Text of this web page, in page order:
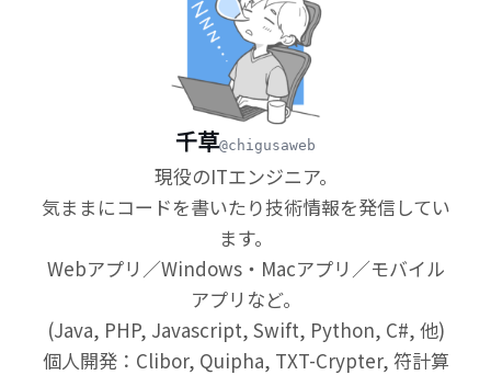
千草@chigusaweb
現役のITエンジニア。
気ままにコードを書いたり技術情報を発信してい
ます。
Webアプリ／Windows・Macアプリ／モバイル
アプリなど。
(Java, PHP, Javascript, Swift, Python, C#, 他)
個人開発：Clibor, Quipha, TXT-Crypter, 符計算